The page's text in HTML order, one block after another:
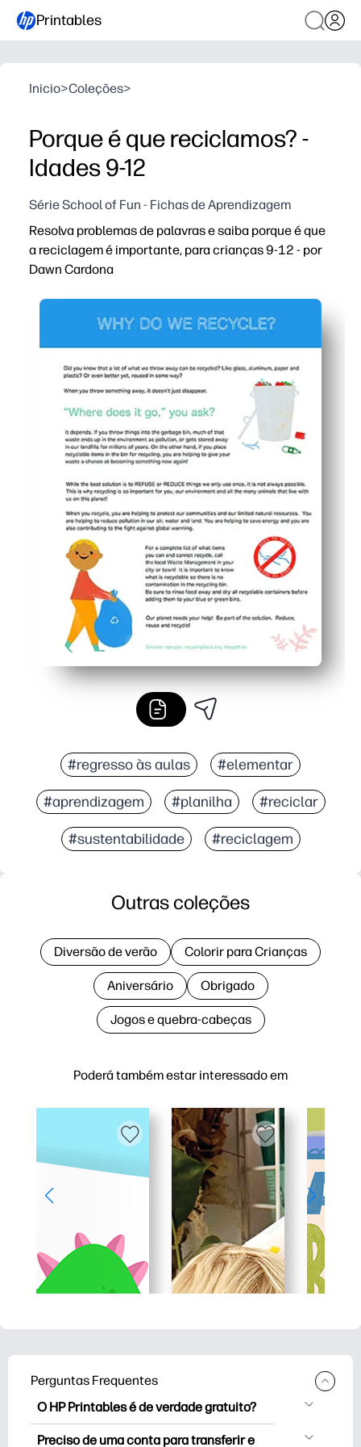
Printables
Inicio>Coleções>
Porque é que reciclamos? -
Idades 9-12
Série School of Fun - Fichas de Aprendizagem
Resolva problemas de palavras e saiba porque é que
a reciclagem é importante, para crianças 9-12 - por
Dawn Cardona
#regresso às aulas #elementar
#aprendizagem #planilha #reciclar
#sustentabilidade #reciclagem
Poderá também estar interessado em
Outras coleções
Diversão de verão Colorir para Crianças
Aniversário Obrigado
Jogos e quebra-cabeças
Perguntas Frequentes
O HP Printables é de verdade gratuito?
O HP Printables oferece mais de 2.500
Preciso de uma conta para transferir e